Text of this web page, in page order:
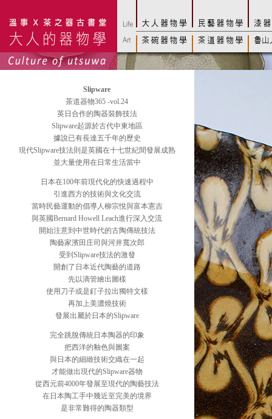
Slipware
茶道器物365 -vol.24
英日合作的陶器裝飾技法
Slipware起源於古代中東地區
據說已有長達五千年的歷史
現代Slipware技法則是英國在十七世紀間發展成熟
並大量使用在日常生活當中
日本在100年前現代化的快速過程中
引進西方的技術與文化交流
當時民藝運動的倡導人柳宗悅與富本憲吉
與英國Bernard Howell Leach進行深入交流
開始注意到中世時代的古陶傳統技法
陶藝家濱田庄司與河井寬次郎
受到Slipware技法的激發
開創了日本近代陶藝的道路
先以滴管繪出圖樣
使用刀子或是釘子拉出獨特文樣
再加上美濃燒技術
發展出屬於日本的Slipware
完全跳脫傳統日本陶器的印象
把西洋的釉色與圖案
與日本的細緻技術交織在一起
才能做出現代的Slipware器物
從西元前4000年發展至現代的陶藝技法
在日本陶工手中幾近至完美的境界
是非常難得的陶器類型